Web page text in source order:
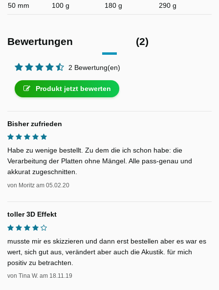
50 mm 100 g 180 g 290 g
Bewertungen (2)
2 Bewertung(en)
Produkt jetzt bewerten
Bisher zufrieden
Habe zu wenige bestellt. Zu dem die ich schon habe: die
Verarbeitung der Platten ohne Mängel. Alle pass-genau und
akkurat zugeschnitten.
von Moritz am 05.02.20
toller 3D Effekt
musste mir es skizzieren und dann erst bestellen aber es war es
wert, sich gut aus, verändert aber auch die Akustik. für mich
positiv zu betrachten.
von Tina W. am 18.11.19